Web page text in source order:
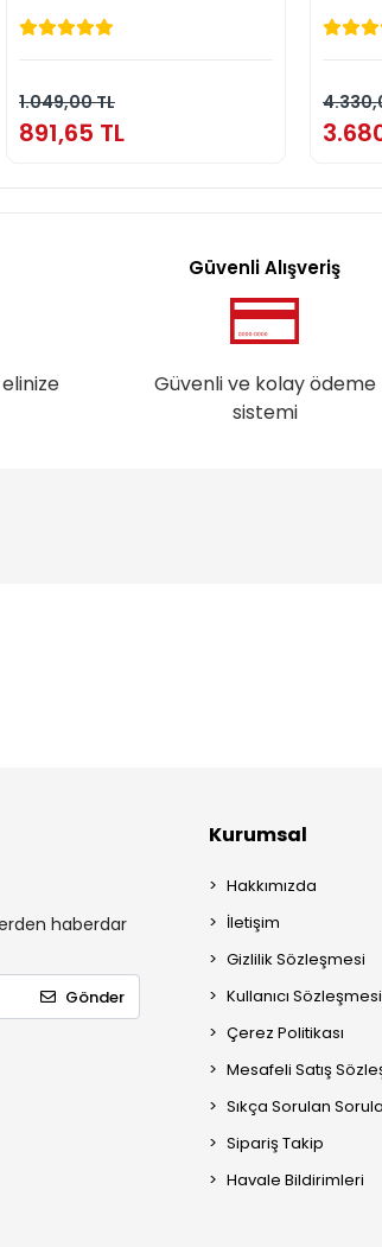
1.049,00 TL
891,65 TL
Sepete Ekle
Güvenli Alışveriş
Güvenli ve kolay ödeme
sistemi
haberdar
Gönder
Kurumsal
Hakkımızda
İletişim
Gizlilik Sözleşmesi
Kullanıcı Sözleşmesi
Çerez Politikası
Mesafeli Satış
Sıkça Sorulan
Sipariş Takip
Havale Bildirimleri